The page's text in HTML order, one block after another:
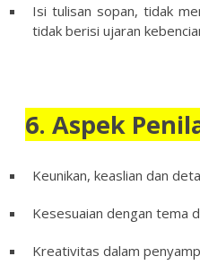
Isi tulisan sopan, tidak
tidak berisi ujaran
6. Aspek
Keunikan, keaslian dan
Kesesuaian dengan tema
Kreativitas dalam